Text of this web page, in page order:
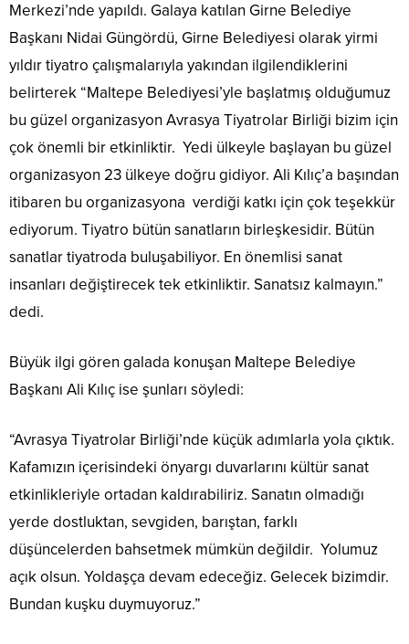
Merkezi’nde yapıldı. Galaya katılan Girne Belediye
Başkanı Nidai Güngördü, Girne Belediyesi olarak yirmi
yıldır tiyatro çalışmalarıyla yakından ilgilendiklerini
belirterek “Maltepe Belediyesi’yle başlatmış olduğumuz
bu güzel organizasyon Avrasya Tiyatrolar Birliği bizim için
çok önemli bir etkinliktir. Yedi ülkeyle başlayan bu güzel
organizasyon 23 ülkeye doğru gidiyor. Ali Kılıç’a başından
itibaren bu organizasyona verdiği katkı için çok teşekkür
ediyorum. Tiyatro bütün sanatların birleşkesidir. Bütün
sanatlar tiyatroda buluşabiliyor. En önemlisi sanat
insanları değiştirecek tek etkinliktir. Sanatsız kalmayın.”
dedi.
Büyük ilgi gören galada konuşan Maltepe Belediye
Başkanı Ali Kılıç ise şunları söyledi:
“Avrasya Tiyatrolar Birliği’nde küçük adımlarla yola çıktık.
Kafamızın içerisindeki önyargı duvarlarını kültür sanat
etkinlikleriyle ortadan kaldırabiliriz. Sanatın olmadığı
yerde dostluktan, sevgiden, barıştan, farklı
düşüncelerden bahsetmek mümkün değildir. Yolumuz
açık olsun. Yoldaşça devam edeceğiz. Gelecek bizimdir.
Bundan kuşku duymuyoruz.”